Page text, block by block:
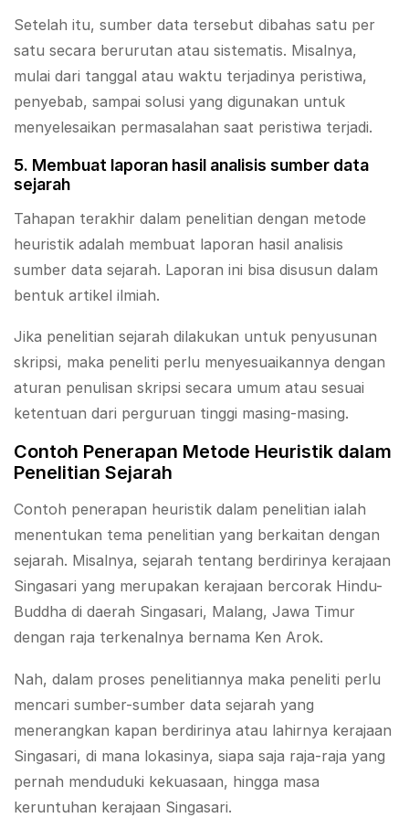
Setelah itu, sumber data tersebut dibahas satu per
satu secara berurutan atau sistematis. Misalnya,
mulai dari tanggal atau waktu terjadinya peristiwa,
penyebab, sampai solusi yang digunakan untuk
menyelesaikan permasalahan saat peristiwa terjadi.
5. Membuat laporan hasil analisis sumber data
sejarah
Tahapan terakhir dalam penelitian dengan metode
heuristik adalah membuat laporan hasil analisis
sumber data sejarah. Laporan ini bisa disusun dalam
bentuk artikel ilmiah.
Jika penelitian sejarah dilakukan untuk penyusunan
skripsi, maka peneliti perlu menyesuaikannya dengan
aturan penulisan skripsi secara umum atau sesuai
ketentuan dari perguruan tinggi masing-masing.
Contoh Penerapan Metode Heuristik dalam
Penelitian Sejarah
Contoh penerapan heuristik dalam penelitian ialah
menentukan tema penelitian yang berkaitan dengan
sejarah. Misalnya, sejarah tentang berdirinya kerajaan
Singasari yang merupakan kerajaan bercorak Hindu-
Buddha di daerah Singasari, Malang, Jawa Timur
dengan raja terkenalnya bernama Ken Arok.
Nah, dalam proses penelitiannya maka peneliti perlu
mencari sumber-sumber data sejarah yang
menerangkan kapan berdirinya atau lahirnya kerajaan
Singasari, di mana lokasinya, siapa saja raja-raja yang
pernah menduduki kekuasaan, hingga masa
keruntuhan kerajaan Singasari.